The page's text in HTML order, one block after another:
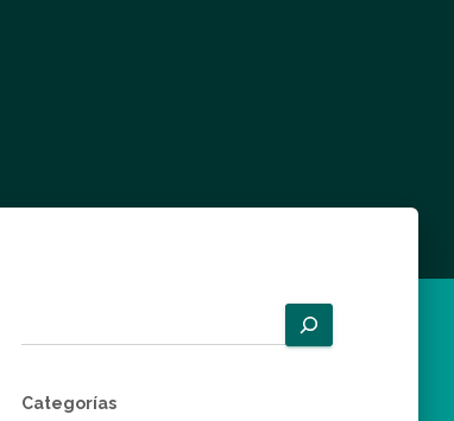
u
c
Categorías